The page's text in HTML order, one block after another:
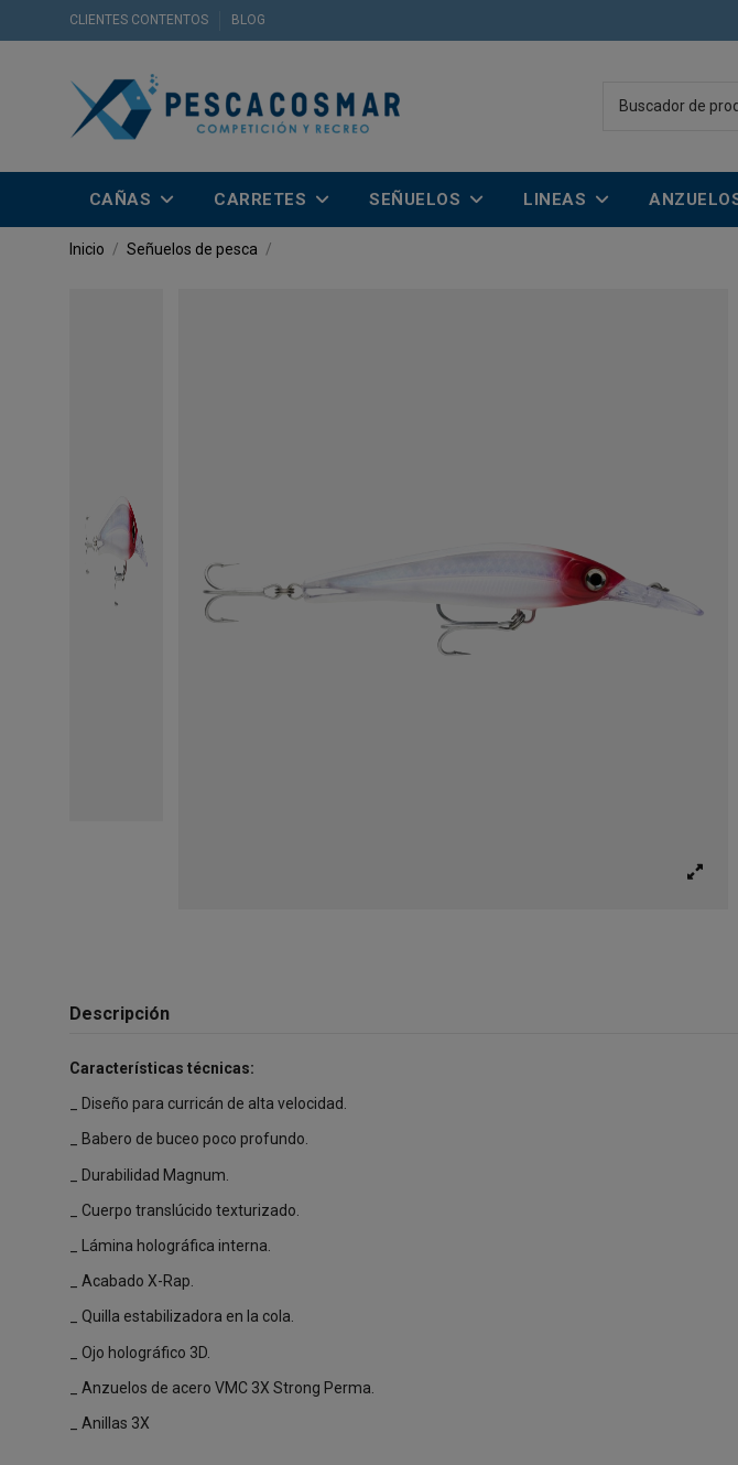
CLIENTES CONTENTOS BLOG
CAÑAS CARRETES SEÑUELOS LINEAS
Inicio Señuelos de pesca
Descripción
Características técnicas:
_ Diseño para curricán de alta velocidad.
_ Babero de buceo poco profundo.
_ Durabilidad Magnum.
_ Cuerpo translúcido texturizado.
_ Lámina holográfica interna.
_ Acabado X-Rap.
_ Quilla estabilizadora en la cola.
_ Ojo holográfico 3D.
_ Anzuelos de acero VMC 3X Strong Perma.
_ Anillas 3X